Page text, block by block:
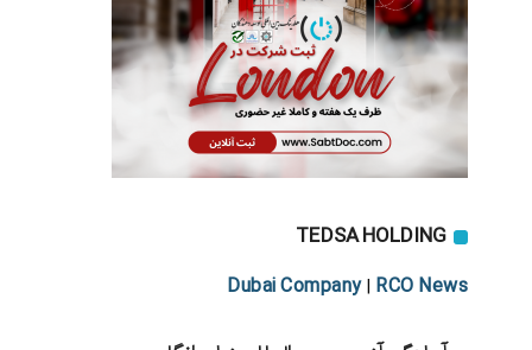
TEDSA HOLDING
Dubai Company| RCO News